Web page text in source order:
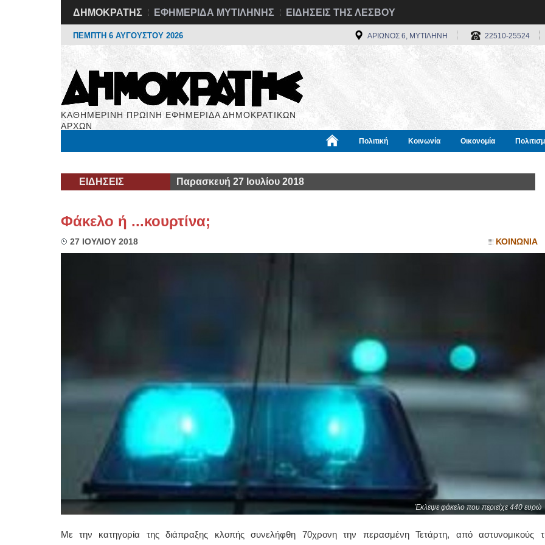
ΔΗΜΟΚΡΑΤΗΣ ΕΦΗΜΕΡΙΔΑ ΜΥΤΙΛΗΝΗΣ ΕΙΔΗΣΕΙΣ ΤΗΣ ΛΕΣΒΟΥ
ΠΕΜΠΤΗ 6 ΑΥΓΟΥΣΤΟΥ 2026 ΑΡΙΩΝΟΣ 6, ΜΥΤΙΛΗΝΗ 22510-25524
ΚΑΘΗΜΕΡΙΝΗ ΠΡΩΙΝΗ ΕΦΗΜΕΡΙΔΑ ΔΗΜΟΚΡΑΤΙΚΩΝ
ΑΡΧΩΝ
Πολιτική Κοινωνία Οικονομία
ΕΙΔΗΣΕΙΣ Παρασκευή 27 Ιουλίου 2018
Φάκελο ή ...κουρτίνα;
27 ΙΟΥΛΙΟΥ 2018 ΚΟΙΝΩΝΙΑ
Έκλεψε φάκελο που περιείχε 440 ευρώ
Με την κατηγορία της διάπραξης κλοπής συνελήφθη 70χρονη την περασμένη Τετάρτη, από αστυνομικούς